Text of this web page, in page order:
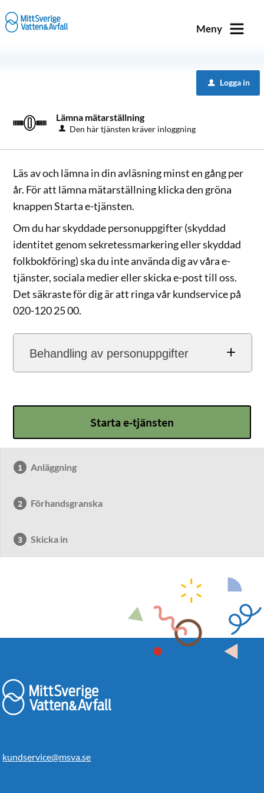
till
Meny
u Logga in
Lämna mätarställning
Den här tjänsten kräver inloggning
Läs av och lämna in din avläsning minst en gång per
år. För att lämna mätarställning klicka den gröna
knappen Starta e-tjänsten.
Om du har skyddade personuppgifter (skyddad
identitet genom sekretessmarkering eller skyddad
folkbokföring) ska du inte använda dig av våra e-
tjänster, sociala medier eller skicka e-post till oss.
Det säkraste för dig är att ringa vår kundservice på
020-120 25 00.
Behandling av personuppgifter
Starta e-tjänsten
Anläggning
Förhandsgranska
Skicka in
kundservice@msva.se